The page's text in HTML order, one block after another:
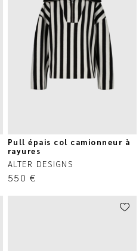
Pull épais col camionneur à
rayures
ALTER DESIGNS
550 €